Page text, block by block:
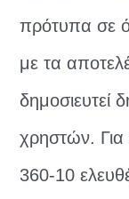
πρότυπα σε
με τα
δημοσιευτεί
χρηστών.
360-10